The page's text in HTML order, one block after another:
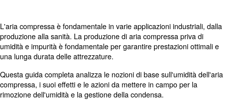
Home Blog Guida Completa Al Trattamento Dell'aria
L'aria compressa è fondamentale in varie applicazioni